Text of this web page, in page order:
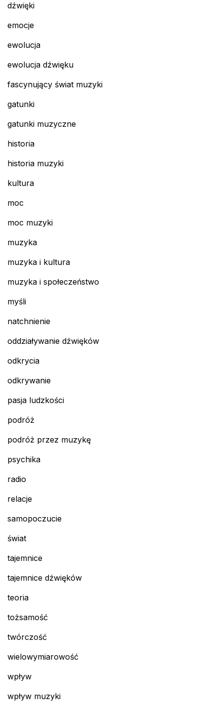
dźwięki
emocje
ewolucja
ewolucja dźwięku
fascynujący świat muzyki
gatunki
gatunki muzyczne
historia
historia muzyki
kultura
moc
moc muzyki
muzyka
muzyka i kultura
muzyka i społeczeństwo
myśli
natchnienie
oddziaływanie dźwięków
odkrycia
odkrywanie
pasja ludzkości
podróż
podróż przez muzykę
psychika
radio
relacje
samopoczucie
świat
tajemnice
tajemnice dźwięków
teoria
tożsamość
twórczość
wielowymiarowość
wpływ
wpływ muzyki